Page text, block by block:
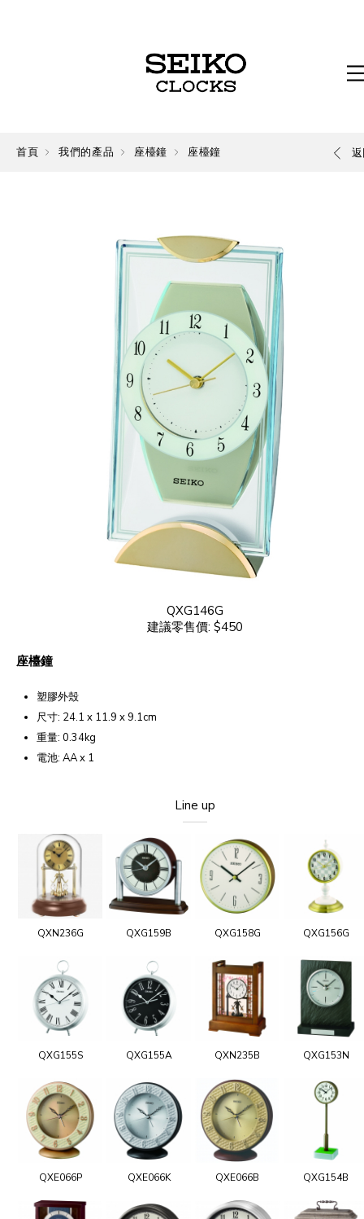
首頁 我們的產品 座檯鐘 座檯鐘
QXG146G
建議零售價: $450
座檯鐘
塑膠外殼
尺寸: 24.1 x 11.9 x 9.1cm
重量: 0.34kg
電池: AA x 1
Line up
QXN236G QXG159B QXG158G QXG156G
QXG155S QXG155A QXN235B QXG153N
QXE066P QXE066K QXE066B QXG154B